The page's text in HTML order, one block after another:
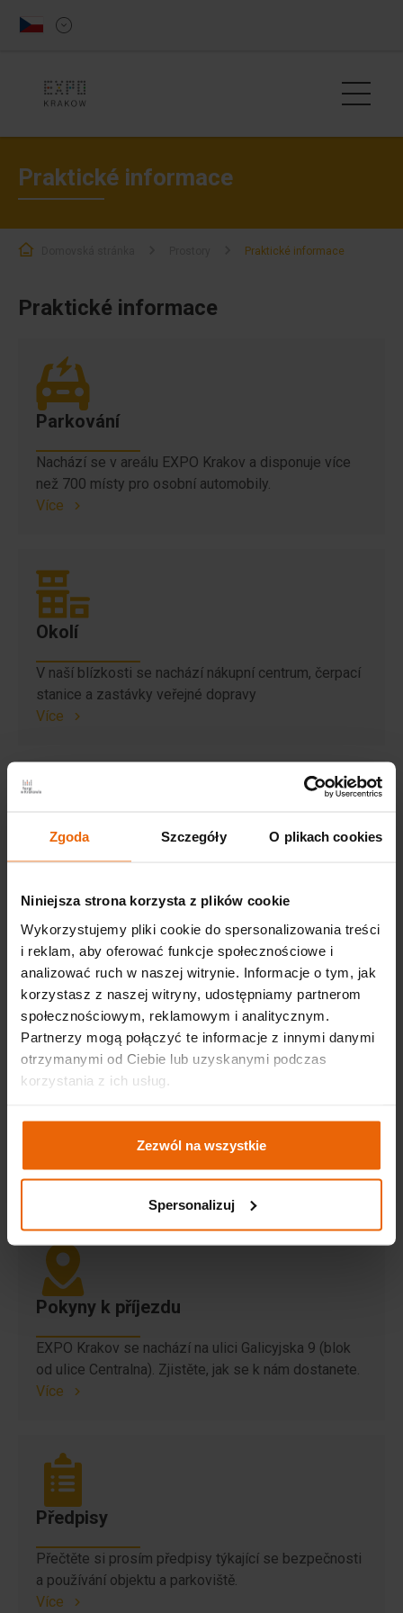
Zgoda Szczegóły O plikach cookies
Niniejsza strona korzysta z plików cookie
Wykorzystujemy pliki cookie do spersonalizowania treści
i reklam, aby oferować funkcje społecznościowe i
analizować ruch w naszej witrynie. Informacje o tym, jak
korzystasz z naszej witryny, udostępniamy partnerom
społecznościowym, reklamowym i analitycznym.
Partnerzy mogą połączyć te informacje z innymi danymi
otrzymanymi od Ciebie lub uzyskanymi podczas
korzystania z ich usług.
Zezwól na wszystkie
Spersonalizuj
Praktické informace
Praktické informace
Praktické informace
Parkování
Nachází se v areálu EXPO Krakov a disponuje více
než 700 místy pro osobní automobily.
Více
Okolí
V naší blízkosti se nachází nákupní centrum, čerpací
stanice a zastávky veřejné dopravy
Více
Vybavení
zdravotním postižením. Podívejte se na další
vybavení!
Více
Restaurace
Bistro Galicja, které je otevřeno během vybraných
Více
Pokyny k příjezdu
EXPO Krakov se nachází na ulici Galicyjska 9 (blok
od ulice Centralna). Zjistěte, jak se k nám dostanete.
Více
Předpisy
Přečtěte si prosím předpisy týkající se bezpečnosti
a používání objektu a parkoviště.
Více